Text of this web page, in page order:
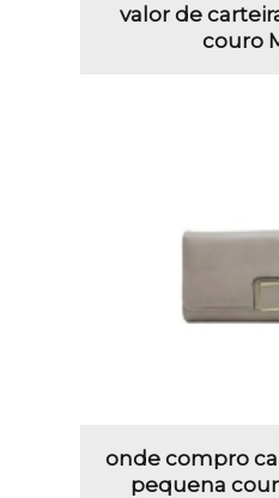
valor de
couro
onde compro
pequena